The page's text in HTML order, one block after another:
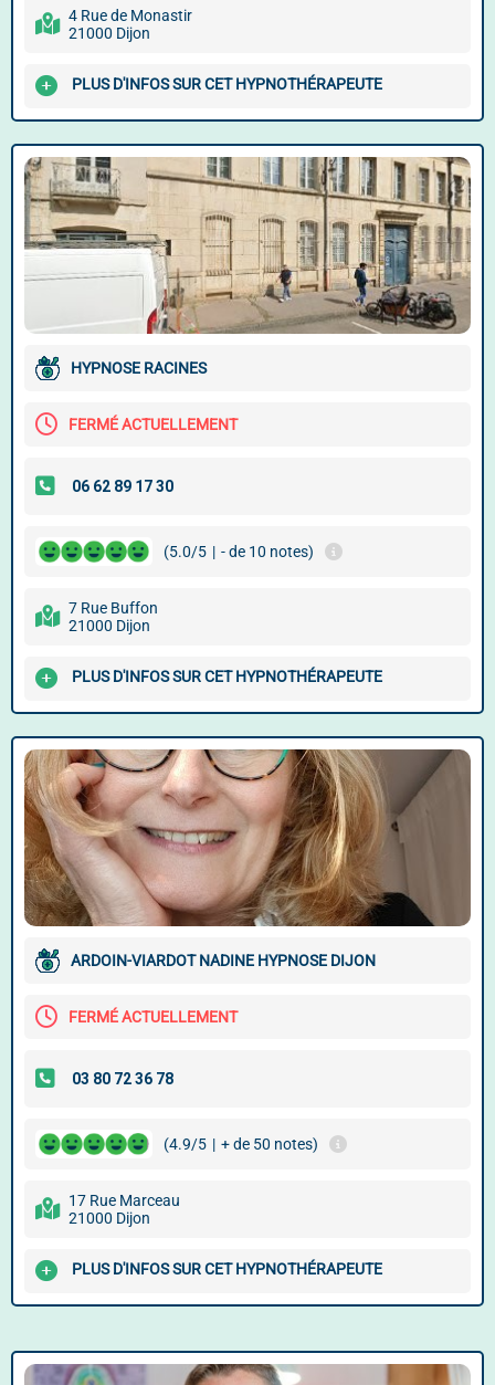
4 Rue de Monastir
21000 Dijon
PLUS D'INFOS SUR CET HYPNOTHÉRAPEUTE
HYPNOSE RACINES
FERMÉ ACTUELLEMENT
(5.0/5 | - de 10 notes)
7 Rue Buffon
21000 Dijon
PLUS D'INFOS SUR CET HYPNOTHÉRAPEUTE
ARDOIN-VIARDOT NADINE HYPNOSE DIJON
FERMÉ ACTUELLEMENT
(4.9/5 | + de 50 notes)
17 Rue Marceau
21000 Dijon
PLUS D'INFOS SUR CET HYPNOTHÉRAPEUTE